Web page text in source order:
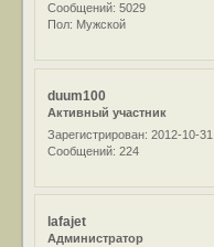
Сообщений: 5029
Пол: Мужской
duum100
Активный участник
Зарегистрирован: 2012-10-31
Сообщений: 224
lafajet
Администратор